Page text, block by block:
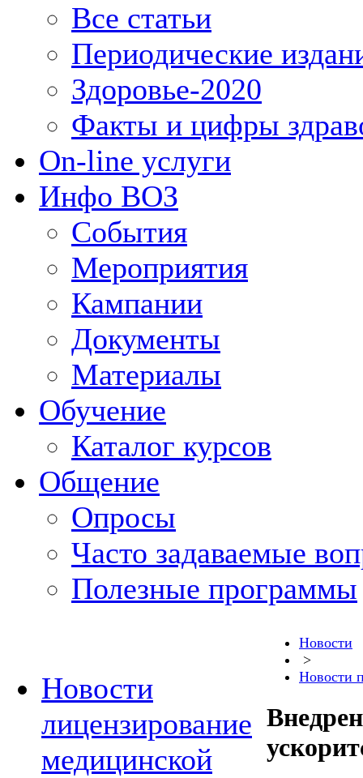
Все статьи
Периодические
Здоровье-2020
Факты и цифры
On-line услуги
Инфо ВОЗ
События
Мероприятия
Кампании
Документы
Материалы
Обучение
Каталог курсов
Общение
Опросы
Часто задаваемые
Полезные программы
Новости
лицензирование
медицинской
Новости
>
Новости